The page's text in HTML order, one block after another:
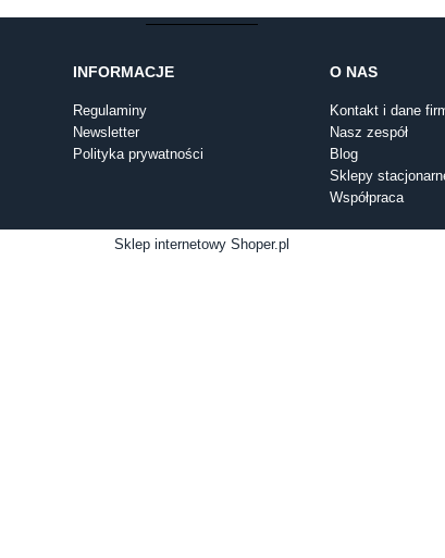
INFORMACJE
Regulaminy
Newsletter
Polityka prywatności
O NAS
Kontakt i dane
Nasz zespół
Blog
Sklepy
Współpraca
Sklep internetowy Shoper.pl